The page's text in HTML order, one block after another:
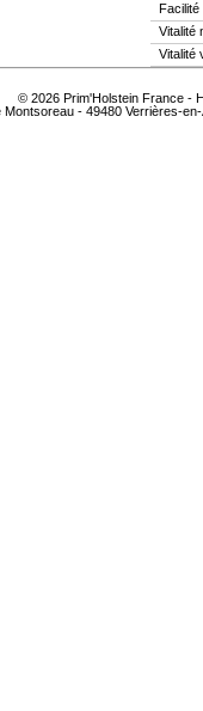
Facilité
Vitalité
Vitalité
© 2026 Prim'Holstein France -
Montsoreau - 49480 Verrières-